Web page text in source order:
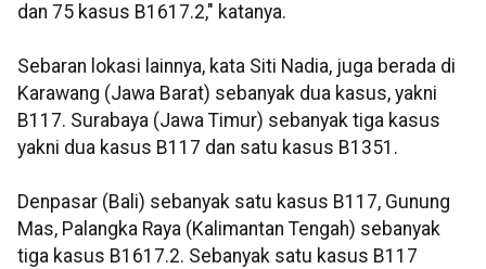
dan 75 kasus B1617.2," katanya.
Sebaran lokasi lainnya, kata Siti Nadia, juga berada di
Karawang (Jawa Barat) sebanyak dua kasus, yakni
B117. Surabaya (Jawa Timur) sebanyak tiga kasus
yakni dua kasus B117 dan satu kasus B1351.
Denpasar (Bali) sebanyak satu kasus B117, Gunung
Mas, Palangka Raya (Kalimantan Tengah) sebanyak
tiga kasus B1617.2. Sebanyak satu kasus B117